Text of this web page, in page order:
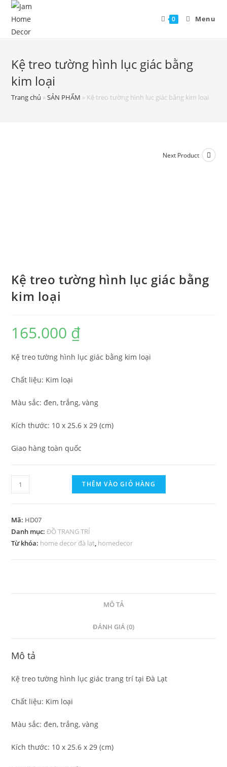
0 Menu
Kệ treo tường hình lục giác bằng
kim loại
Trang chủ »SẢN PHẨM » Kệ treo tường hình lục giác bằng kim loại
Next Product
Kệ treo tường hình lục giác bằng
kim loại
165.000 ₫
Kệ treo tường hình lục giác bằng kim loại
Chất liệu: Kim loại
Màu sắc: đen, trắng, vàng
Kích thước: 10 x 25.6 x 29 (cm)
Giao hàng toàn quốc
THÊM VÀO GIỎ HÀNG
Mã: HD07
Danh mục:ĐỒ TRANG TRÍ
Từ khóa: home decor đà lạt, homedecor
MÔ TẢ
ĐÁNH GIÁ (0)
Mô tả
Kệ treo tường hình lục giác trang trí tại Đà Lạt
Chất liệu: Kim loại
Màu sắc: đen, trắng, vàng
Kích thước: 10 x 25.6 x 29 (cm)